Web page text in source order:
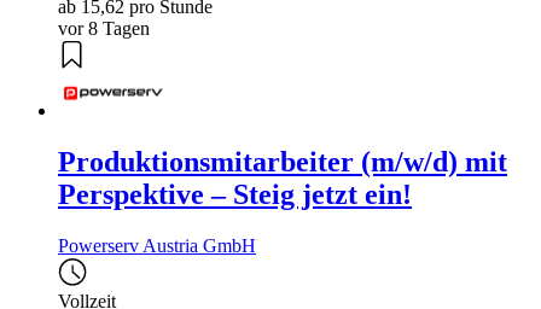
ab 15,62 pro Stunde
vor 8 Tagen
Produktionsmitarbeiter (m/w/d) mit
Perspektive – Steig jetzt ein!
Powerserv Austria GmbH
Vollzeit